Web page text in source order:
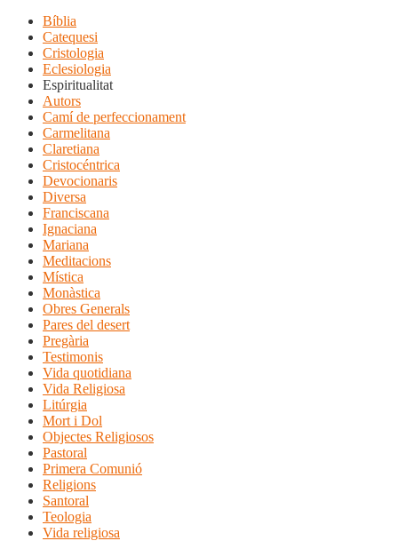
Bíblia
Catequesi
Cristologia
Eclesiologia
Espiritualitat
Autors
Camí de perfeccionament
Carmelitana
Claretiana
Cristocéntrica
Devocionaris
Diversa
Franciscana
Ignaciana
Mariana
Meditacions
Mística
Monàstica
Obres Generals
Pares del desert
Pregària
Testimonis
Vida quotidiana
Vida Religiosa
Litúrgia
Mort i Dol
Objectes Religiosos
Pastoral
Primera Comunió
Religions
Santoral
Teologia
Vida religiosa